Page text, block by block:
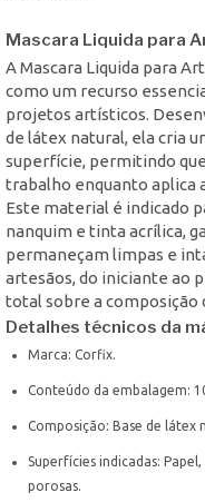
Mascara Liquida para
A Mascara Liquida para
como um recurso
projetos artísticos.
de látex natural, ela cria
superfície, permitindo
trabalho enquanto aplica
Este material é indicado
nanquim e tinta acrílica,
permaneçam limpas e
artesãos, do iniciante ao
total sobre a composição
Detalhes técnicos da
Marca: Corfix.
Conteúdo da embalagem:
Composição: Base de látex
Superfícies indicadas:
porosas.